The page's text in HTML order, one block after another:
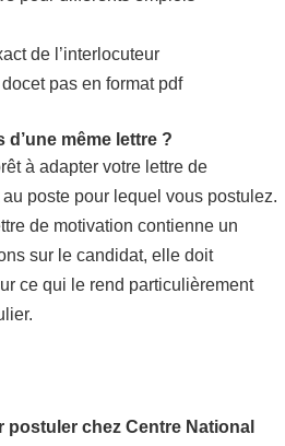
de l’interlocuteur
pas en format pdf
même lettre ?
à adapter votre lettre de
poste pour lequel vous postulez.
de motivation contienne un
sur le candidat, elle doit
ce qui le rend particulièrement
chez Centre National